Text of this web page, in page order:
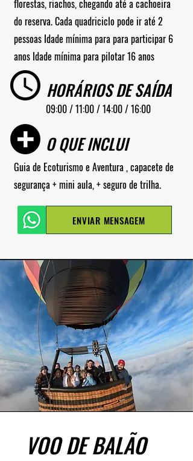
florestas, riachos, chegando até a cachoeira
do reserva. Cada quadriciclo pode ir até 2
pessoas Idade mínima para para participar 6
anos Idade mínima para pilotar 16 anos
HORÁRIOS DE SAÍDA
09:00 / 11:00 / 14:00 / 16:00
O QUE INCLUI
Guia de Ecoturismo e Aventura , capacete de
segurança + mini aula, + seguro de trilha.
ENVIAR MENSAGEM
VOO DE BALÃO